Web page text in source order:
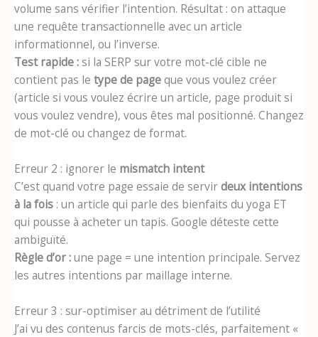
volume sans vérifier l’intention. Résultat : on attaque
une requête transactionnelle avec un article
informationnel, ou l’inverse.
Test rapide :si la SERP sur votre mot-clé cible ne
contient pas le type de pageque vous voulez créer
(article si vous voulez écrire un article, page produit si
vous voulez vendre), vous êtes mal positionné. Changez
de mot-clé ou changez de format.
Erreur 2 : ignorer le mismatch intent
C’est quand votre page essaie de servirdeux intentions
à la fois : un article qui parle des bienfaits du yoga ET
qui pousse à acheter un tapis. Google déteste cette
ambiguïté.
Règle d’or :une page = une intention principale. Servez
les autres intentions par maillage interne.
Erreur 3 : sur-optimiser au détriment de l’utilité
J’ai vu des contenus farcis de mots-clés, parfaitement «